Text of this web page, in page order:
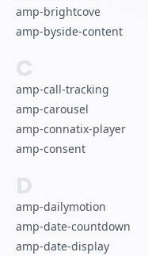
amp-brightcove
amp-byside-content
C
amp-call-tracking
amp-carousel
amp-connatix-player
amp-consent
D
amp-dailymotion
amp-date-countdown
amp-date-display